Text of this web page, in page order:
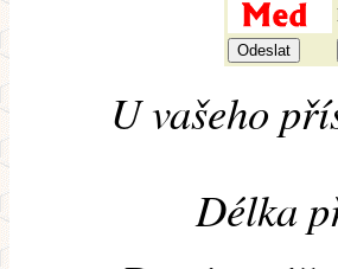
U vašeho
Délka